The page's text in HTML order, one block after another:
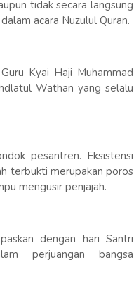
tidak secara langsung
acara Nuzulul Quran.
Kyai Haji Muhammad
Wathan yang selalu
pesantren. Eksistensi
terbukti merupakan poros
mengusir penjajah.
dengan hari Santri
perjuangan bangsa